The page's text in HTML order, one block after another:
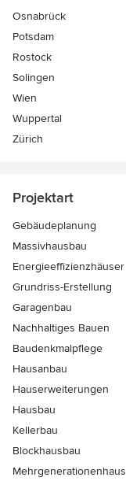
Osnabrück
Potsdam
Rostock
Solingen
Wien
Wuppertal
Zürich
Projektart
Gebäudeplanung
Massivhausbau
Energieeffizienzhäuser
Grundriss-Erstellung
Garagenbau
Nachhaltiges Bauen
Baudenkmalpflege
Hausanbau
Hauserweiterungen
Hausbau
Kellerbau
Blockhausbau
Mehrgenerationenhaus